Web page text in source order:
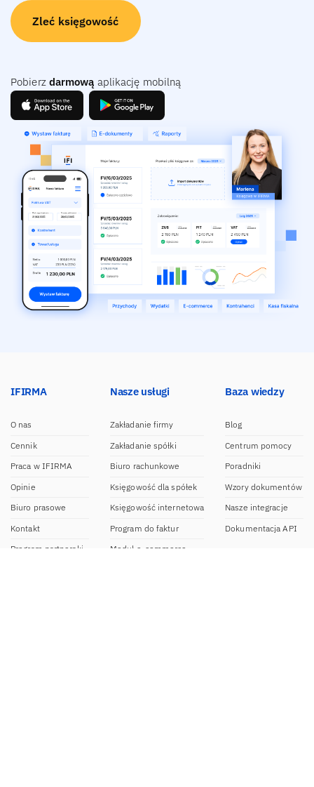
Zleć księgowość
Pobierz darmową aplikację mobilną
IFIRMA
O nas
Cennik
Praca w IFIRMA
Opinie
Biuro prasowe
Kontakt
Program partnerski
Nasze usługi
Zakładanie firmy
Zakładanie spółki
Biuro rachunkowe
Księgowość dla spółek
Księgowość internetowa
Program do faktur
Moduł e-commerce
Baza wiedzy
Blog
Centrum pomocy
Poradniki
Wzory dokumentów
Nasze integracje
Dokumentacja API